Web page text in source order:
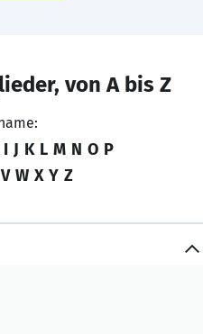
von A bis Z
I J K L M N O P
V W X Y Z